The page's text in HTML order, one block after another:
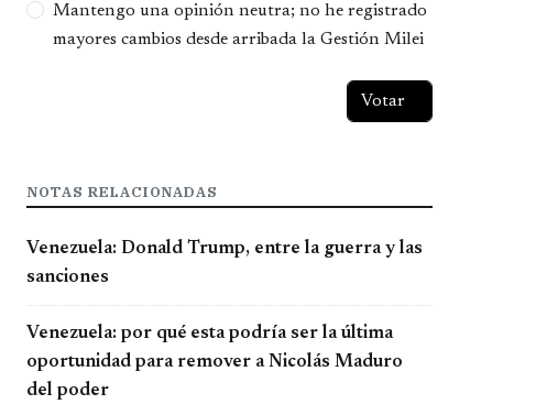
Mantengo una opinión neutra; no he registrado
mayores cambios desde arribada la Gestión Milei
NOTAS RELACIONADAS
Venezuela: Donald Trump, entre la guerra y las
sanciones
Venezuela: por qué esta podría ser la última
oportunidad para remover a Nicolás Maduro
del poder